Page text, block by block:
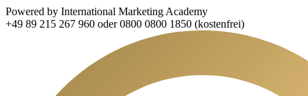
Powered by International Marketing Academy
+49 89 215 267 960 oder 0800 0800 1850 (kostenfrei)